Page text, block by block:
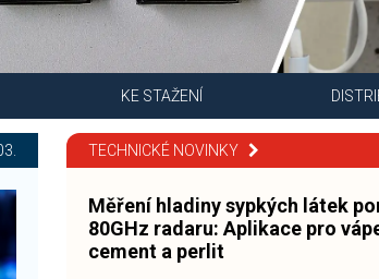
KE STAŽENÍ
TECHNICKÉ NOVINKY
Měření hladiny sypkých látek
80GHz radaru: Aplikace pro
cement a perlit